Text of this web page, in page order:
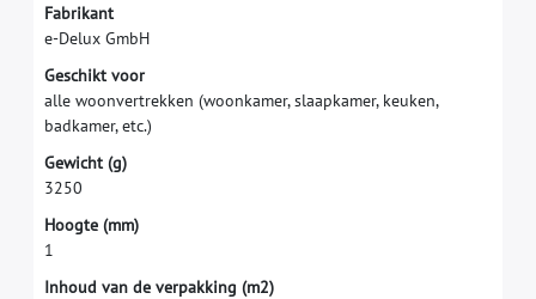
Fabrikant
e-Delux GmbH
Geschikt voor
alle woonvertrekken (woonkamer, slaapkamer, keuken,
badkamer, etc.)
Gewicht (g)
3250
Hoogte (mm)
1
Inhoud van de verpakking (m2)